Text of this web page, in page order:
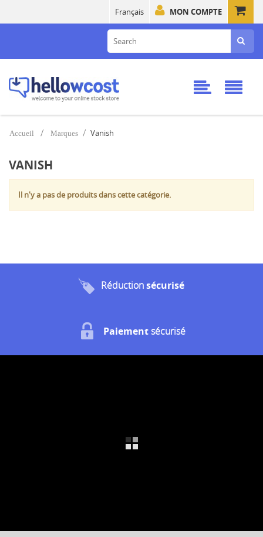
MON COMPTE
Français
Accueil Marques Vanish
VANISH
Il n'y a pas de produits dans cette catégorie.
Réductionsécurisé
Paiementsécurisé